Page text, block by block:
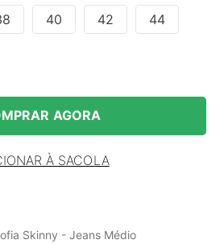
40 42 44
AGORA
À SACOLA
Skinny - Jeans Médio